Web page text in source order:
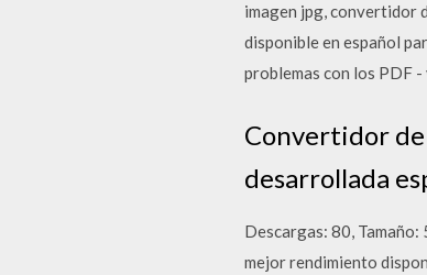
imagen jpg, convertidor
disponible en español
problemas con los PDF
Convertidor de
desarrollada
Descargas: 80, Tamaño:
mejor rendimiento